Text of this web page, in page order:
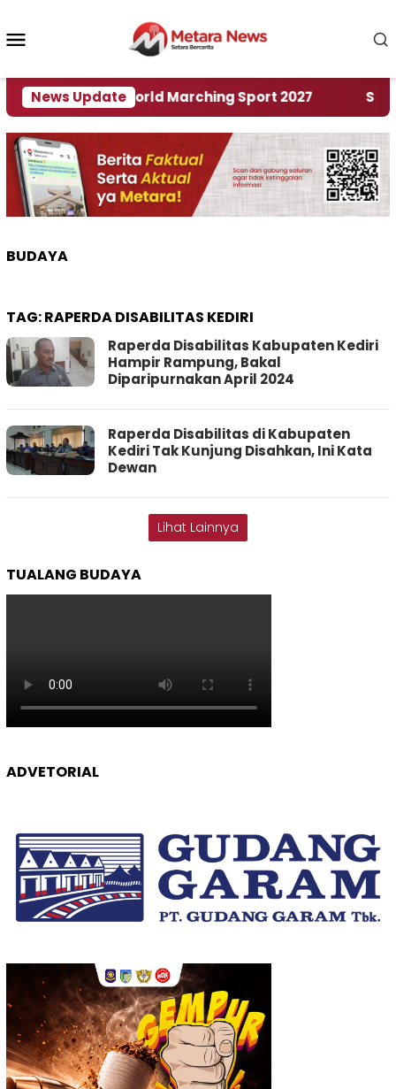
konten
News Update
Rumah World Marching Sport 2027 ‎Soal
BUDAYA
TAG:RAPERDA DISABILITAS KEDIRI
Raperda Disabilitas Kabupaten Kediri
Hampir Rampung, Bakal
Diparipurnakan April 2024
Raperda Disabilitas di Kabupaten
Kediri Tak Kunjung Disahkan, Ini Kata
Dewan
Lihat Lainnya
TUALANG BUDAYA
ADVETORIAL